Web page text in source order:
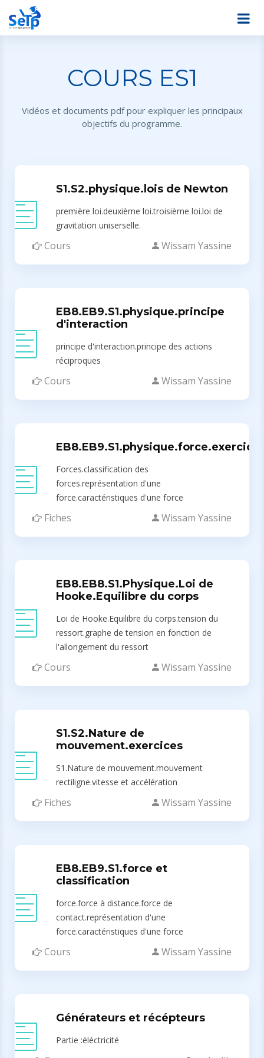
COURS ES1
Vidéos et documents pdf pour expliquer les principaux
objectifs du programme.
S1.S2.physique.lois de Newton
première loi.deuxième loi.troisième loi.loi de
gravitation uniserselle.
Cours Wissam Yassine
EB8.EB9.S1.physique.principe
d'interaction
principe d'interaction.principe des actions
réciproques
Cours Wissam Yassine
Forces.classification des
forces.représentation d'une
force.caractéristiques d'une force
Fiches Wissam Yassine
EB8.EB8.S1.Physique.Loi de
Hooke.Equilibre du corps
Loi de Hooke.Equilibre du corps.tension du
ressort.graphe de tension en fonction de
l'allongement du ressort
Cours Wissam Yassine
S1.S2.Nature de
mouvement.exercices
S1.Nature de mouvement.mouvement
rectiligne.vitesse et accélération
Fiches Wissam Yassine
EB8.EB9.S1.force et
classification
force.force à distance.force de
contact.représentation d'une
force.caractéristiques d'une force
Cours Wissam Yassine
Générateurs et récépteurs
Partie :éléctricité